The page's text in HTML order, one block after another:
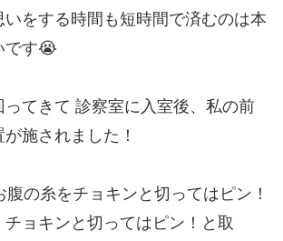
いをする時間も短時間で済むのは本
です😭
てきて 診察室に入室後、私の前
施されました！
腹の糸をチョキンと切ってはピン！
チョキンと切ってはピン！と取